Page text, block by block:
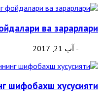
ва зарарлари
- آب 21, 2017
шифобахш хусусияти